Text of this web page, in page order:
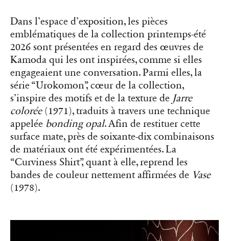
Dans l’espace d’exposition, les pièces
emblématiques de la collection printemps-été
2026 sont présentées en regard des œuvres de
Kamoda qui les ont inspirées, comme si elles
engageaient une conversation. Parmi elles, la
série “Urokomon”, cœur de la collection,
s’inspire des motifs et de la texture de Jarre
colorée(1971), traduits à travers une technique
appelée bonding opal. Afin de restituer cette
surface mate, près de soixante-dix combinaisons
de matériaux ont été expérimentées. La
“Curviness Shirt”, quant à elle, reprend les
bandes de couleur nettement affirmées de Vase
(1978).